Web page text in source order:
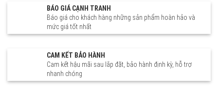
BÁO GIÁ CẠNH TRANH
Báo giá cho khách hàng những sản phẩm hoàn hảo và
mức giá tốt nhất
CAM KẾT BẢO HÀNH
Cam kết hậu mãi sau lắp đặt, bảo hành định kỳ, hỗ trợ
nhanh chóng